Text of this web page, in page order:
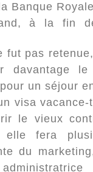
Banque
à la fin
fut pas
davantage
un séjour
visa vacance-
le vieux
elle fera
du